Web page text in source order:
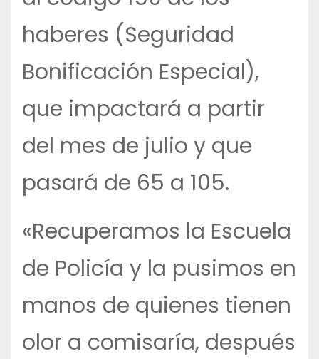
haberes (Seguridad
Bonificación Especial),
que impactará a partir
del mes de julio y que
pasará de 65 a 105.
«Recuperamos la Escuela
de Policía y la pusimos en
manos de quienes tienen
olor a comisaría, después